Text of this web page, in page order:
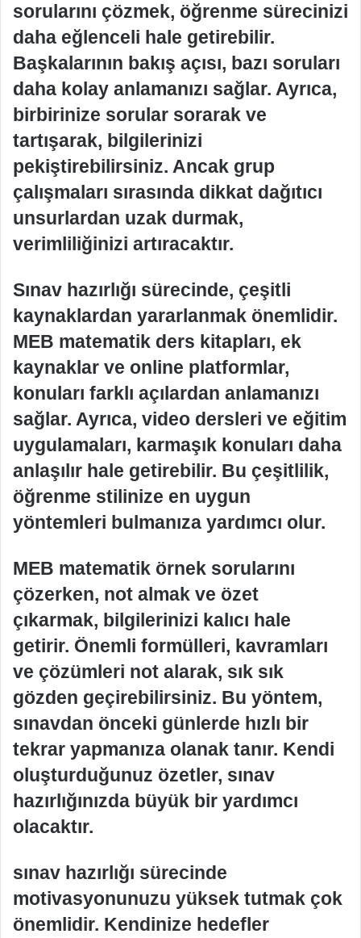
sorularını çözmek, öğrenme sürecinizi
daha eğlenceli hale getirebilir.
Başkalarının bakış açısı, bazı soruları
daha kolay anlamanızı sağlar. Ayrıca,
birbirinize sorular sorarak ve
tartışarak, bilgilerinizi
pekiştirebilirsiniz. Ancak grup
çalışmaları sırasında dikkat dağıtıcı
unsurlardan uzak durmak,
verimliliğinizi artıracaktır.
Sınav hazırlığı sürecinde, çeşitli
kaynaklardan yararlanmak önemlidir.
MEB matematik ders kitapları, ek
kaynaklar ve online platformlar,
konuları farklı açılardan anlamanızı
sağlar. Ayrıca, video dersleri ve eğitim
uygulamaları, karmaşık konuları daha
anlaşılır hale getirebilir. Bu çeşitlilik,
öğrenme stilinize en uygun
yöntemleri bulmanıza yardımcı olur.
MEB matematik örnek sorularını
çözerken, not almak ve özet
çıkarmak, bilgilerinizi kalıcı hale
getirir. Önemli formülleri, kavramları
ve çözümleri not alarak, sık sık
gözden geçirebilirsiniz. Bu yöntem,
sınavdan önceki günlerde hızlı bir
tekrar yapmanıza olanak tanır. Kendi
oluşturduğunuz özetler, sınav
hazırlığınızda büyük bir yardımcı
olacaktır.
sınav hazırlığı sürecinde
motivasyonunuzu yüksek tutmak çok
önemlidir. Kendinize hedefler